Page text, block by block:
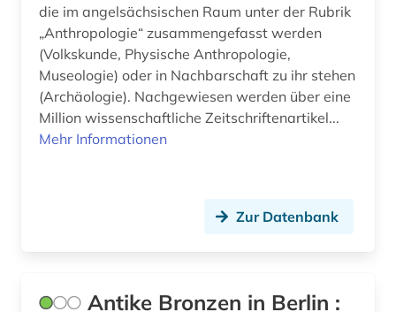
hochschulschriften (1)
höhlentempel (1)
die im angelsächsischen Raum unter der Rubrik
„Anthropologie“ zusammengefasst werden
(Volkskunde, Physische Anthropologie,
Museologie) oder in Nachbarschaft zu ihr stehen
(Archäologie). Nachgewiesen werden über eine
Million wissenschaftliche Zeitschriftenartikel...
Mehr Informationen
Zur Datenbank
Antike Bronzen in Berlin :